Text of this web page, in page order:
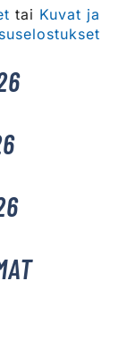
tai Kuvat ja